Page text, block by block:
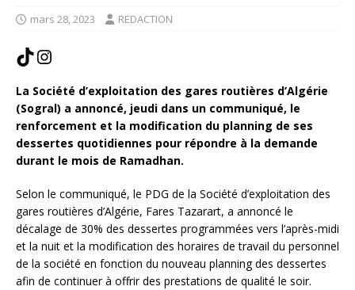
mars 28, 2023 REDACTION
La Société d’exploitation des gares routières d’Algérie
(Sogral) a annoncé, jeudi dans un communiqué, le
renforcement et la modification du planning de ses
dessertes quotidiennes pour répondre à la demande
durant le mois de Ramadhan.
Selon le communiqué, le PDG de la Société d’exploitation des
gares routières d’Algérie, Fares Tazarart, a annoncé le
décalage de 30% des dessertes programmées vers l’après-midi
et la nuit et la modification des horaires de travail du personnel
de la société en fonction du nouveau planning des dessertes
afin de continuer à offrir des prestations de qualité le soir.